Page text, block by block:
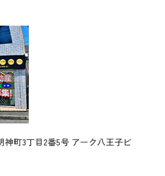
神町3丁目2番5号 アーク八王子ビ